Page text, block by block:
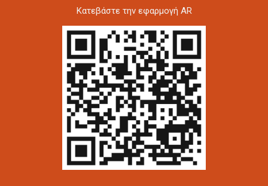
Kατεβάστε την εφαρμογή AR